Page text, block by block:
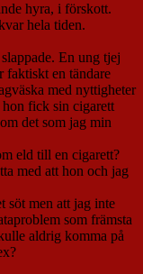
hyra, i förskott.
hela tiden.
En ung tjej
faktiskt en tändare
med nyttigheter
fick sin cigarett
det som jag min
eld till en cigarett?
med att hon och jag
söt men att jag inte
som främsta
aldrig komma på